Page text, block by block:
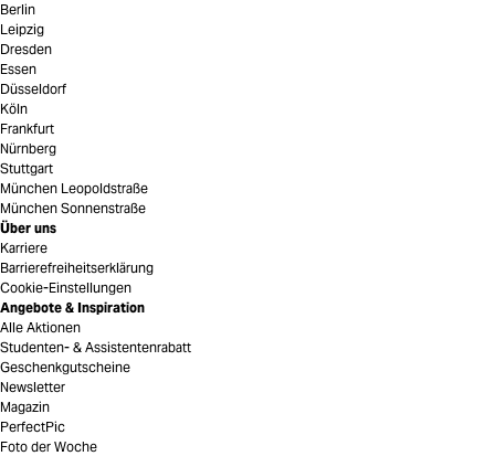
Berlin
Leipzig
Dresden
Essen
Düsseldorf
Köln
Frankfurt
Nürnberg
Stuttgart
München Leopoldstraße
München Sonnenstraße
Über uns
Karriere
Barrierefreiheitserklärung
Cookie-Einstellungen
Angebote & Inspiration
Alle Aktionen
Studenten- & Assistentenrabatt
Geschenkgutscheine
Newsletter
Magazin
PerfectPic
Foto der Woche